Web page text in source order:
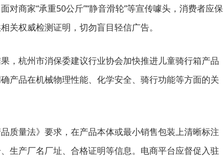
商家“承重50公斤”“静音滑轮”等宣传噱头，消费者应保
关权威检测证明，切勿盲目轻信广告。
杭州市消保委建议行业协会加快推进儿童骑行箱产品
产品在机械物理性能、化学安全、骑行功能等方面的关
量法》要求，在产品本体或最小销售包装上清晰标注
生产厂名厂址、合格证明等信息。电商平台应督促入驻